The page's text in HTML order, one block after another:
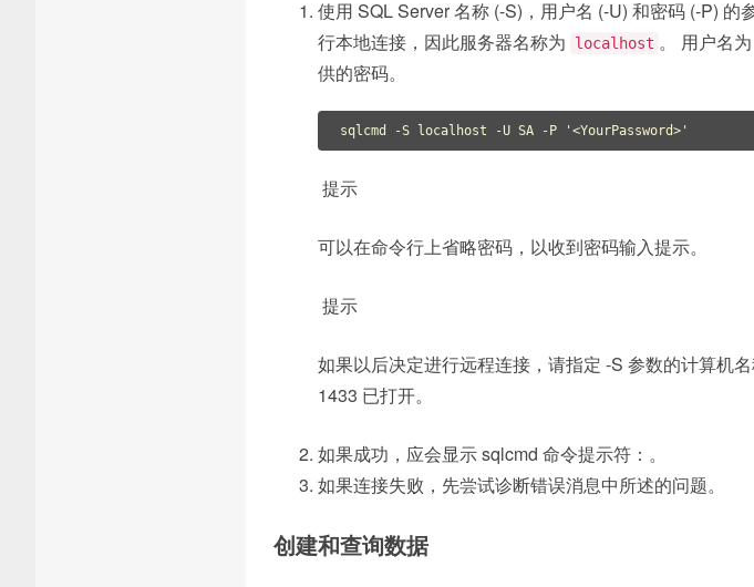
使用 SQL Server 名称 (-S)，用户名 (-U) 和密码 (-P)
行本地连接，因此服务器名称为
localhost 。 用户名为
供的密码。
sqlcmd -S localhost -U SA -P '<YourPassword>'
提示
可以在命令行上省略密码，以收到密码输入提示。
提示
如果以后决定进行远程连接，请指定 -S 参数的计算机
1433 已打开。
如果成功，应会显示 sqlcmd 命令提示符：。
如果连接失败，先尝试诊断错误消息中所述的问题。
创建和查询数据